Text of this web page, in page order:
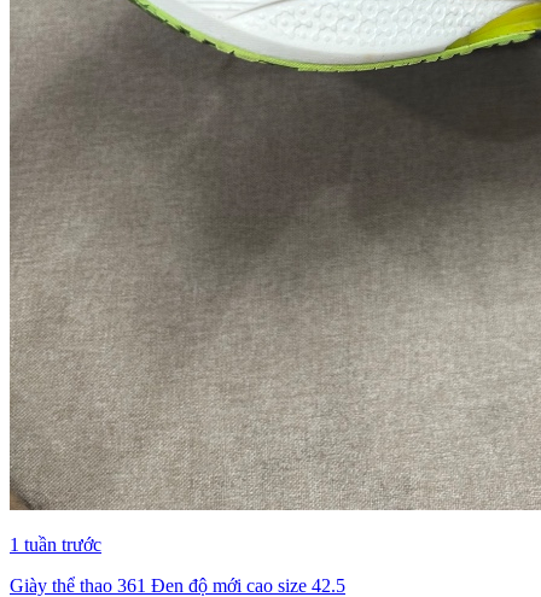
1 tuần trước
Giày thể thao 361 Đen độ mới cao size 42.5